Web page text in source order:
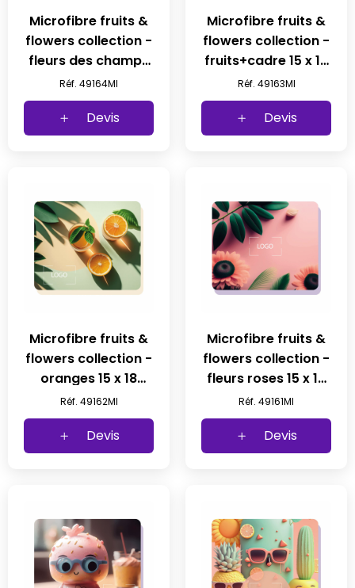
Microfibre fruits &
flowers collection -
fleurs des champs
15 x 18 (100pcs)
Réf. 49164MI
Devis
Microfibre fruits &
flowers collection -
fruits+cadre 15 x 18
(100pcs)
Réf. 49163MI
Devis
Microfibre fruits &
flowers collection -
oranges 15 x 18
(100pcs)
Réf. 49162MI
Devis
Microfibre fruits &
flowers collection -
fleurs roses 15 x 18
(100pcs)
Réf. 49161MI
Devis